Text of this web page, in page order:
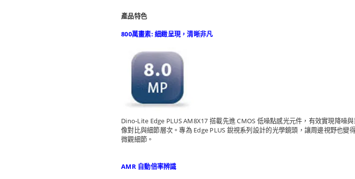
產品特色
800萬畫素: 細緻呈現，清晰非凡
Dino-Lite Edge PLUS AM8X17 搭載先進 CMOS 低噪點感光元件，有效實現降
像對比與細節層次。專為 Edge PLUS 銳視系列設計的光學鏡頭，讓周邊視野也
微觀細節。
AMR 自動倍率辨識